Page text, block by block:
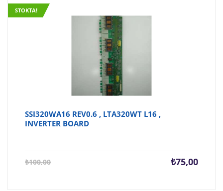
STOKTA!
SSI320WA16 REV0.6 , LTA320WT L16 ,
INVERTER BOARD
₺100,00 ₺75,00
Şu